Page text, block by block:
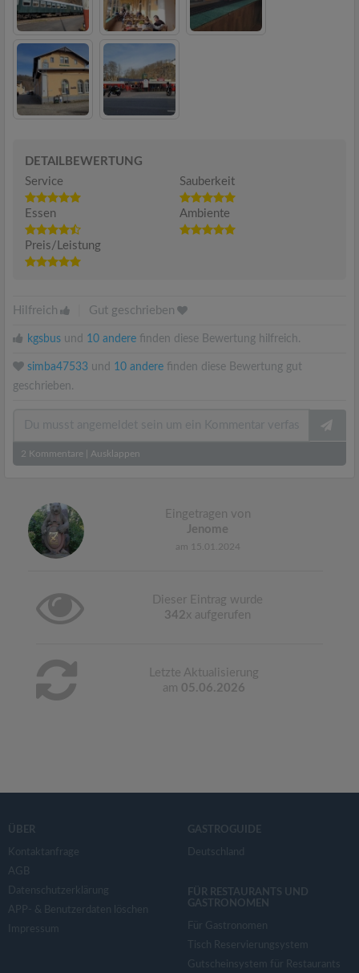
DETAILBEWERTUNG
Service
Sauberkeit
Essen Ambiente
Preis/Leistung
Hilfreich Gut geschrieben
kgsbus und 10 andere finden diese Bewertung hilfreich.
simba47533 und 10 andere finden diese Bewertung gut
geschrieben.
2 Kommentare Ausklappen
Eingetragen von
Jenome
am 15.01.2024
Dieser Eintrag wurde
342x aufgerufen
Letzte Aktualisierung
am 05.06.2026
ÜBER
Kontaktanfrage
AGB
Datenschutzerklärung
APP- & Benutzerdaten löschen
Impressum
GASTROGUIDE
Deutschland
FÜR RESTAURANTS UND
GASTRONOMEN
Für Gastronomen
Tisch Reservierungsystem
Gutscheinsystem für Restaurants